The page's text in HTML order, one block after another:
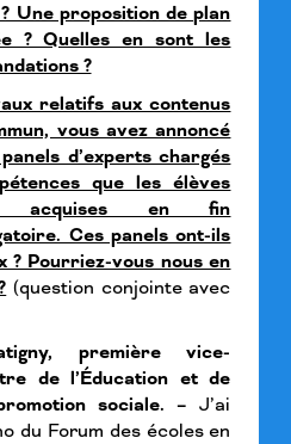
Une proposition de plan
? Quelles en sont les
?
relatifs aux contenus
vous avez annoncé
d’experts chargés
que les élèves
acquises en fin
Ces panels ont-ils
? Pourriez-vous nous en
(question conjointe avec
première vice-
de l’Éducation et de
sociale. –J’ai
du Forum des écoles en